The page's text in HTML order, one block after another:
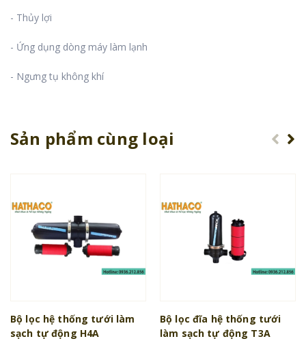
- Thủy lợi
- Ứng dụng dòng máy làm lạnh
- Ngưng tụ không khí
Sản phẩm cùng loại
Bộ lọc hệ thống tưới làm
sạch tự động H4A
Bộ lọc đĩa hệ thống tưới
làm sạch tự động T3A